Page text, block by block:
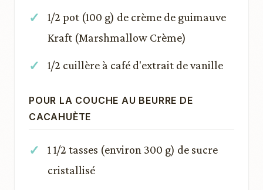
1/2 pot (100 g) de crème de guimauve
Kraft (Marshmallow Crème)
1/2 cuillère à café d'extrait de vanille
POUR LA COUCHE AU BEURRE DE
CACAHUÈTE
1 1/2 tasses (environ 300 g) de sucre
cristallisé